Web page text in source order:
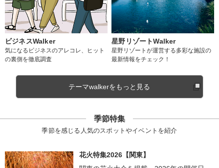
ビジネスWalker
気になるビジネスのアレコレ、ヒット
の裏側を徹底調査
星野リゾートWalker
星野リゾートが運営する多彩な施設の
最新情報をチェック！
テーマwalkerをもっと見る
季節特集
季節を感じる人気のスポットやイベントを紹介
花火特集2026【関東】